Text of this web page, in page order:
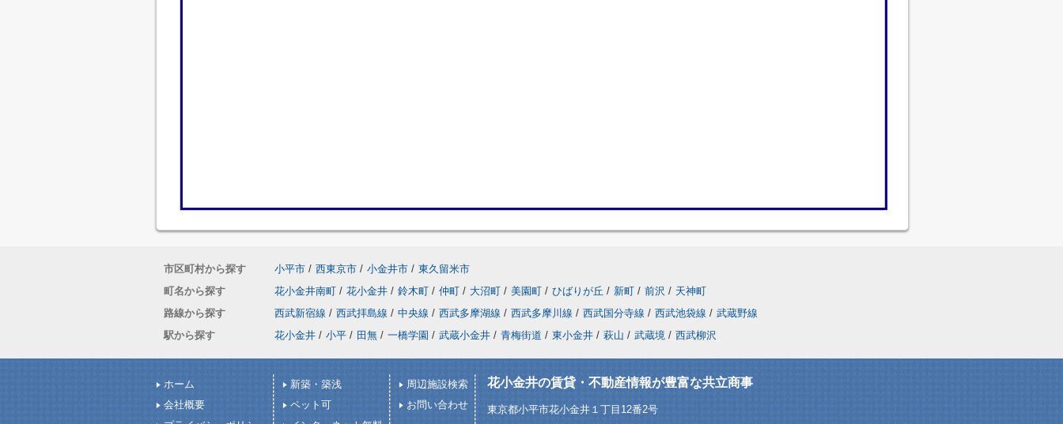
市区町村から探す 小平市 / 西東京市 / 小金井市 / 東久留米市
町名から探す
花小金井南町 / 花小金井 / 鈴木町 / 仲町 / 大沼町 / 美園町 / ひばりが丘 / 新町 / 前沢 / 天神町
路線から探す
西武新宿線 / 西武拝島線 / 中央線 / 西武多摩湖線 / 西武多摩川線 / 西武国分寺線 / 西武池袋線 / 武蔵野線
駅から探す
花小金井 / 小平 / 田無 / 一橋学園 / 武蔵小金井 / 青梅街道 / 東小金井 / 萩山 / 武蔵境 / 西武柳沢
ホーム
会社概要
新築・築浅
ペット可
周辺施設検索
お問い合わせ
花小金井の賃貸・不動産情報が豊富な共立商事
東京都小平市花小金井１丁目12番2号